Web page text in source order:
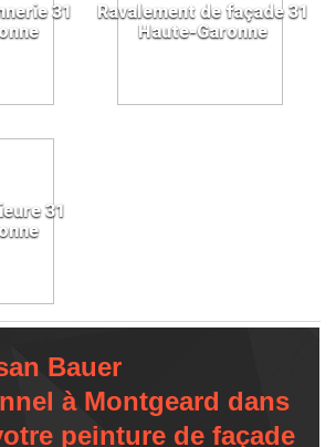
31
Ravalement de façade 31
Haute-Garonne
31
Bauer
à Montgeard dans
peinture de façade